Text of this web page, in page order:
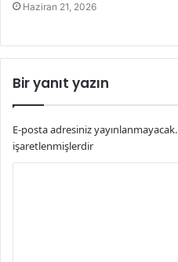
Haziran 21, 2026
Bir yanıt yazın
E-posta adresiniz yayınlanmayacak.
işaretlenmişlerdir